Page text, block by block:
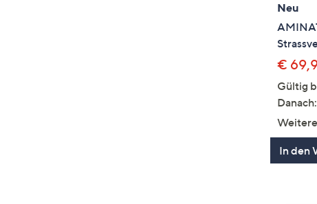
Neu
€
Gültig
In den